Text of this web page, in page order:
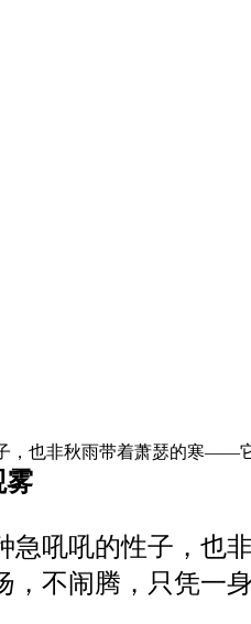
，也非秋雨带着萧瑟的寒——
雾
急吼吼的性子，也
不闹腾，只凭一